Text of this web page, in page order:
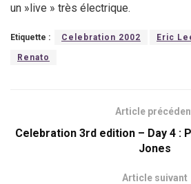
un »live » très électrique.
Etiquette : Celebration 2002 Eric
Renato
Article
Celebration 3rd edition – Day 4 :
Jones
Article suivant